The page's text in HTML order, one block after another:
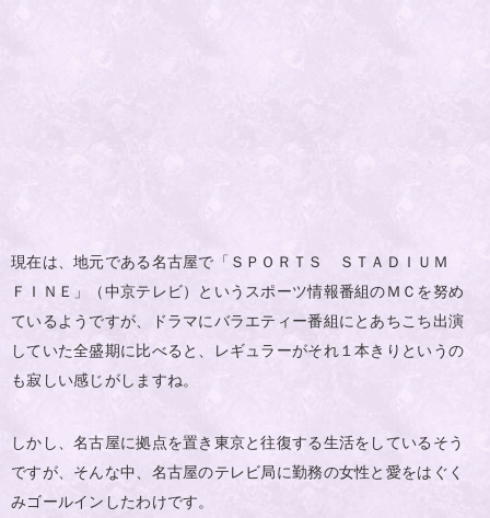
現在は、地元である名古屋で「ＳＰＯＲＴＳ ＳＴＡＤＩＵＭ
ＦＩＮＥ」（中京テレビ）というスポーツ情報番組のＭＣを努め
ているようですが、ドラマにバラエティー番組にとあちこち出演
していた全盛期に比べると、レギュラーがそれ１本きりというの
も寂しい感じがしますね。
しかし、名古屋に拠点を置き東京と往復する生活をしているそう
ですが、そんな中、名古屋のテレビ局に勤務の女性と愛をはぐく
みゴールインしたわけです。